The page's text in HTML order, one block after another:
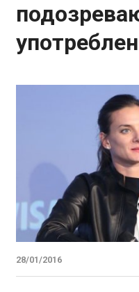
28/01/2016